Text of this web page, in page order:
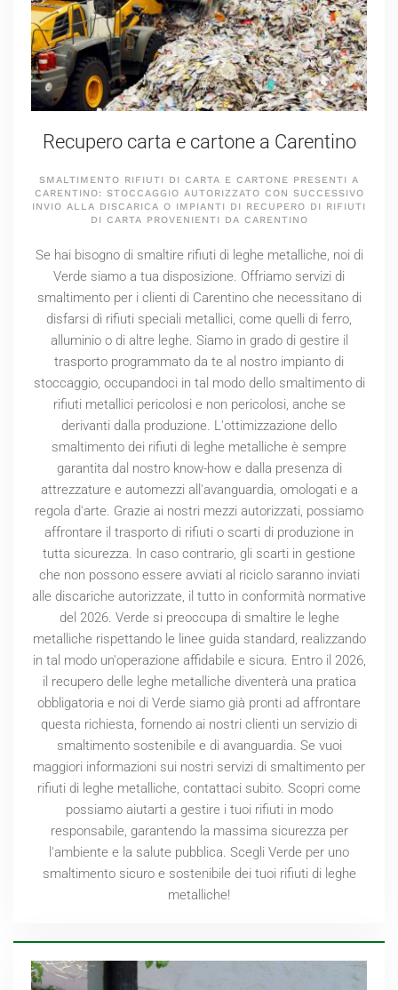
Recupero carta e cartone a Carentino
SMALTIMENTO RIFIUTI DI CARTA E CARTONE PRESENTI A
CARENTINO: STOCCAGGIO AUTORIZZATO CON SUCCESSIVO
INVIO ALLA DISCARICA O IMPIANTI DI RECUPERO DI RIFIUTI
DI CARTA PROVENIENTI DA CARENTINO
Se hai bisogno di smaltire rifiuti di leghe metalliche, noi di
Verde siamo a tua disposizione. Offriamo servizi di
smaltimento per i clienti di Carentino che necessitano di
disfarsi di rifiuti speciali metallici, come quelli di ferro,
alluminio o di altre leghe. Siamo in grado di gestire il
trasporto programmato da te al nostro impianto di
stoccaggio, occupandoci in tal modo dello smaltimento di
rifiuti metallici pericolosi e non pericolosi, anche se
derivanti dalla produzione. L'ottimizzazione dello
smaltimento dei rifiuti di leghe metalliche è sempre
garantita dal nostro know-how e dalla presenza di
attrezzature e automezzi all'avanguardia, omologati e a
regola d'arte. Grazie ai nostri mezzi autorizzati, possiamo
affrontare il trasporto di rifiuti o scarti di produzione in
tutta sicurezza. In caso contrario, gli scarti in gestione
che non possono essere avviati al riciclo saranno inviati
alle discariche autorizzate, il tutto in conformità normative
del 2026. Verde si preoccupa di smaltire le leghe
metalliche rispettando le linee guida standard, realizzando
in tal modo un'operazione affidabile e sicura. Entro il 2026,
il recupero delle leghe metalliche diventerà una pratica
obbligatoria e noi di Verde siamo già pronti ad affrontare
questa richiesta, fornendo ai nostri clienti un servizio di
smaltimento sostenibile e di avanguardia. Se vuoi
maggiori informazioni sui nostri servizi di smaltimento per
rifiuti di leghe metalliche, contattaci subito. Scopri come
possiamo aiutarti a gestire i tuoi rifiuti in modo
responsabile, garantendo la massima sicurezza per
l'ambiente e la salute pubblica. Scegli Verde per uno
smaltimento sicuro e sostenibile dei tuoi rifiuti di leghe
metalliche!